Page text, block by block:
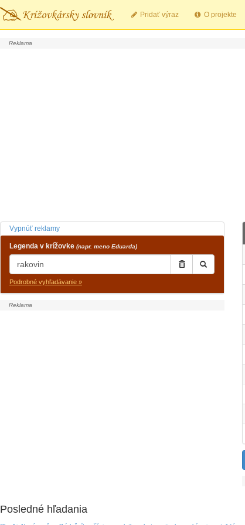
Pridať výraz O projekte
Vypnúť reklamy
Legenda v krížovke (napr. meno Eduarda)
Podrobné vyhľadávanie »
Posledné hľadania